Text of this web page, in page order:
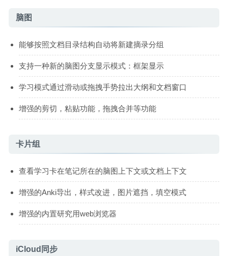
脑图
能够按照文档目录结构自动将新建摘录分组
支持一种新的脑图分支显示模式：框架显示
学习模式通过滑动或拖拽手势拉出大纲和文档窗口
增强的剪切，粘贴功能，拖拽合并等功能
卡片组
查看学习卡在笔记所在的脑图上下文或文档上下文
增强的Anki导出，样式改进，图片遮挡，填空模式
增强的内置研究用web浏览器
iCloud同步